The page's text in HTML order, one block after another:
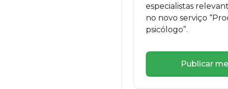
especialistas
no novo serviço
psicólogo”.
Publicar